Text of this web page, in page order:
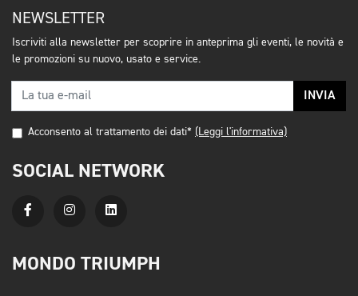
NEWSLETTER
Iscriviti alla newsletter per scoprire in anteprima gli eventi, le novità e
le promozioni su nuovo, usato e service.
INVIA
Acconsento al trattamento dei dati* (Leggi l'informativa)
SOCIAL NETWORK
MONDO TRIUMPH